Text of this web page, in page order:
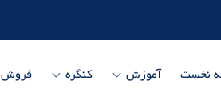
نخست آموزش کنگره فروش